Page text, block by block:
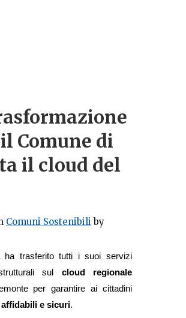
Comune di
il cloud del
Comuni Sostenibili by
ha trasferito tutti i suoi servizi
sul cloud regionale
per garantire ai cittadini
e sicuri.